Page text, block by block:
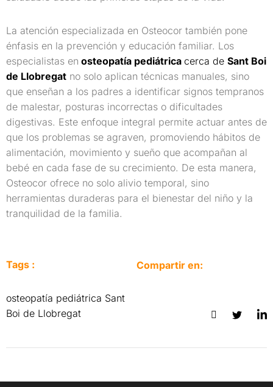
La atención especializada en Osteocor también pone
énfasis en la prevención y educación familiar. Los
especialistas en osteopatía pediátrica cerca de Sant Boi
de Llobregat no solo aplican técnicas manuales, sino
que enseñan a los padres a identificar signos tempranos
de malestar, posturas incorrectas o dificultades
digestivas. Este enfoque integral permite actuar antes de
que los problemas se agraven, promoviendo hábitos de
alimentación, movimiento y sueño que acompañan al
bebé en cada fase de su crecimiento. De esta manera,
Osteocor ofrece no solo alivio temporal, sino
herramientas duraderas para el bienestar del niño y la
tranquilidad de la familia.
Tags :
osteopatía pediátrica Sant
Boi de Llobregat
Compartir en: